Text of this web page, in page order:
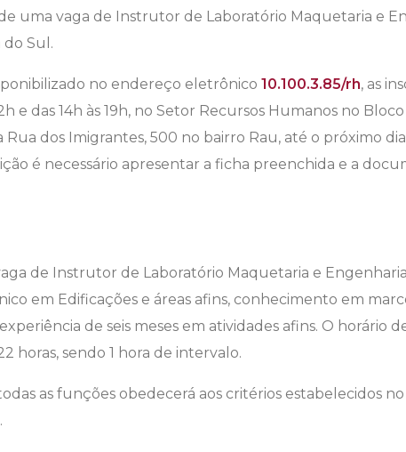
uma vaga de Instrutor de Laboratório Maquetaria e
do Sul.
no endereço eletrônico 10.100.3.85/rh, as
e das 14h às 19h, no Setor Recursos Humanos no Bloco
Rua dos Imigrantes, 500 no bairro Rau, até o próximo
é necessário apresentar a ficha preenchida e a
de Instrutor de Laboratório Maquetaria e
em Edificações e áreas afins, conhecimento em
de seis meses em atividades afins. O horário
horas, sendo 1 hora de intervalo.
as funções obedecerá aos critérios estabelecidos